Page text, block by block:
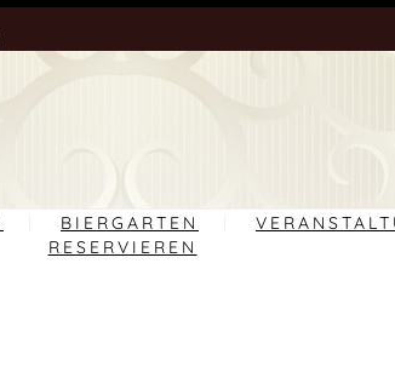
BIERGARTEN
RESERVIEREN